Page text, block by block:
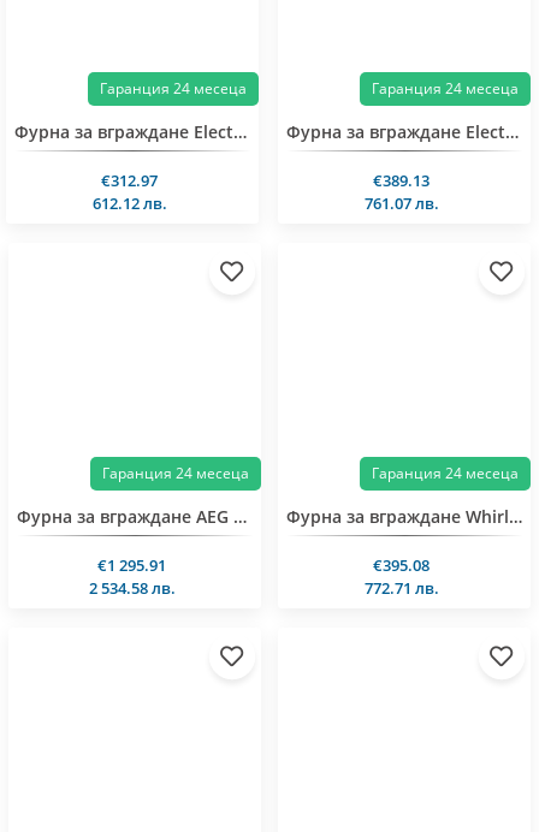
Гаранция 24 месеца
Фурна за вграждане Electrolux LOFGF00BK
€312.97
612.12 лв.
Гаранция 24 месеца
Фурна за вграждане Electrolux LOF4P06BK
€389.13
761.07 лв.
Гаранция 24 месеца
Фурна за вграждане AEG TB8SB73ZAB
€1 295.91
2 534.58 лв.
Гаранция 24 месеца
Фурна за вграждане Whirlpool WOI5S8HM0SXA
€395.08
772.71 лв.